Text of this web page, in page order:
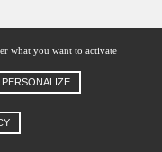
what you want to activate
PERSONALIZE